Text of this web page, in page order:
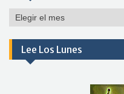
Por
Lee Los Lunes